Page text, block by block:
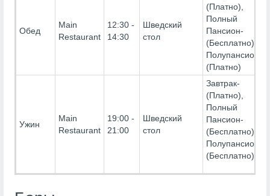
Обед
Main
Restaurant
12:30 -
14:30
Шведский
стол
(Платно),
Полный
Пансион-
(Бесплатно),
Полупансион-
(Платно)
Ужин
Main
Restaurant
19:00 -
21:00
Шведский
стол
Завтрак-
(Платно),
Полный
Пансион-
(Бесплатно),
Полупансион-
(Бесплатно)